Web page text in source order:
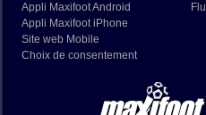
Appli Maxifoot Android
Appli Maxifoot iPhone
Site web Mobile
Choix de consentement